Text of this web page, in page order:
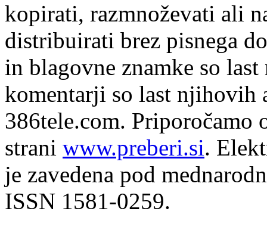
kopirati, razmnoževati ali
distribuirati brez pisnega
in blagovne znamke so
komentarji so last njihovih
386tele.com. Priporočamo
strani www.preberi.si.
je zavedena pod
ISSN 1581-0259.